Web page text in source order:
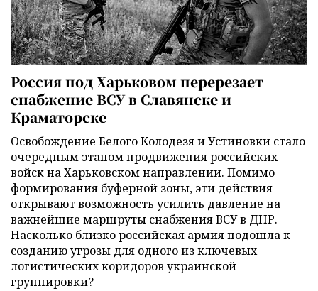
Россия под Харьковом перерезает
снабжение ВСУ в Славянске и
Краматорске
Освобождение Белого Колодезя и Устиновки стало
очередным этапом продвижения российских
войск на Харьковском направлении. Помимо
формирования буферной зоны, эти действия
открывают возможность усилить давление на
важнейшие маршруты снабжения ВСУ в ДНР.
Насколько близко российская армия подошла к
созданию угрозы для одного из ключевых
логистических коридоров украинской
группировки?